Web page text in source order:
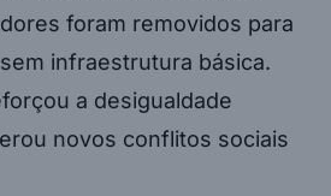
foram removidos para
infraestrutura básica.
a desigualdade
novos conflitos sociais